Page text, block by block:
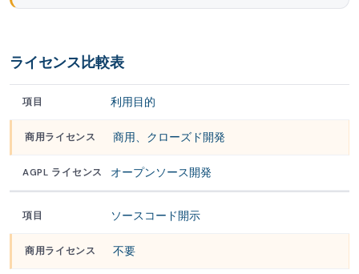
ライセンス比較表
利用目的
商用、クローズド開発
オープンソース開発
ソースコード開示
不要